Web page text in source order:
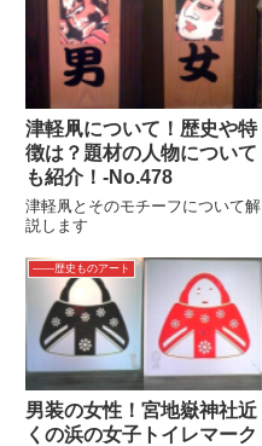
津軽凧について！歴史や特
徴は？題材の人物について
も紹介！‐No.478
津軽凧とそのモチーフについて解
説します
――歴史ものアート
男装の女性！宮地嶽神社近
くの浜の女子トイレマーク